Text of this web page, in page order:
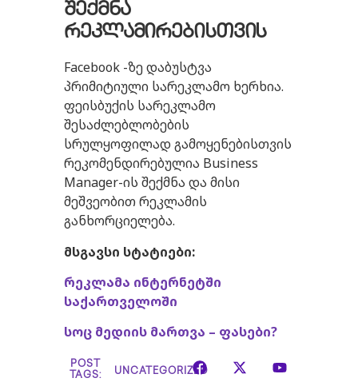
შექმნა
რეკლამირებისთვის
Facebook -ზე დაბუსტვა
პრიმიტიული სარეკლამო ხერხია.
ფეისბუქის სარეკლამო
შესაძლებლობების
სრულყოფილად გამოყენებისთვის
რეკომენდირებულია Business
Manager-ის შექმნა და მისი
მეშვეობით რეკლამის
განხორციელება.
მსგავსი სტატიები:
რეკლამა ინტერნეტში
საქართველოში
სოც მედიის მართვა – ფასები?
UNCATEGORIZED
POST
TAGS: